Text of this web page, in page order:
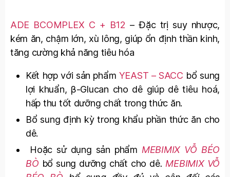
ADE BCOMPLEX C + B12 – Đặc trị suy nhược,
kém ăn, chậm lớn, xù lông, giúp ổn định thần kinh,
tăng cường khả năng tiêu hóa
Kết hợp với sản phẩm YEAST – SACC bổ sung
lợi khuẩn, β-Glucan cho dê giúp dê tiêu hoá,
hấp thu tốt dưỡng chất trong thức ăn.
Bổ sung định kỳ trong khẩu phần thức ăn cho
dê.
Hoặc sử dụng sản phẩm MEBIMIX VỖ BÉO
BÒ bổ sung dưỡng chất cho dê. MEBIMIX VỖ